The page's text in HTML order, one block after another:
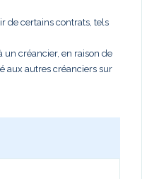
de certains contrats, tels
un créancier, en raison de
aux autres créanciers sur